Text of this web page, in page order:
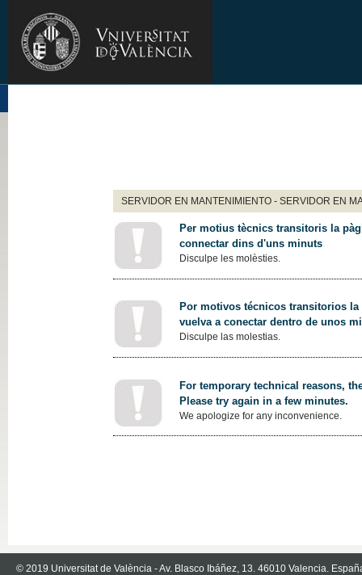
SERVIDOR EN MANTENIMIENTO - SERVIDOR EN
Per motius tècnics transitoris la
connectar dins d'uns minuts
Disculpe les molèsties.
Por motivos técnicos transitorios
vuelva a conectar dentro de unos
Disculpe las molestias.
For temporary technical reasons,
Please try again in a few minutes.
We apologize for any inconvenience.
© 2019 Universitat de València - Av. Blasco Ibáñez, 13. 46010 Valencia.